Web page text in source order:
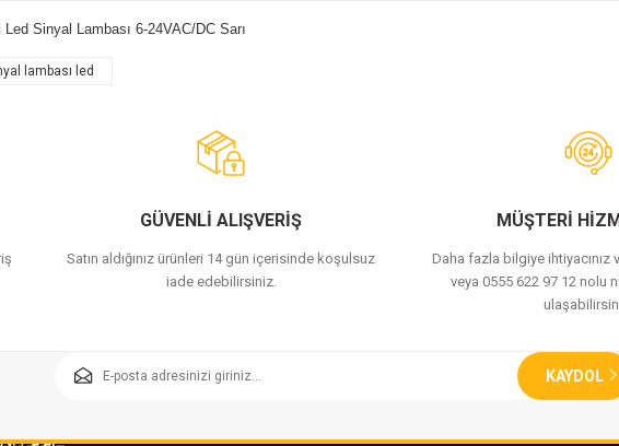
Sinyal Lambası 6-24VAC/DC Sarı
lambası led
GÜVENLİ ALIŞVERİŞ
Satın aldığınız ürünleri 14 gün içerisinde koşulsuz
iade edebilirsiniz.
MÜŞTERİ
Daha fazla bilgiye ihtiyacınız
veya 0555 622 97 12 nolu
KAYDOL